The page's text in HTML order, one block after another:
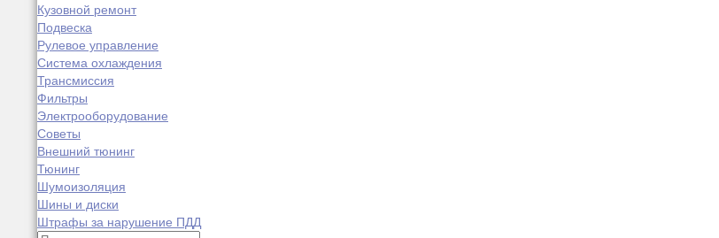
Кузовной ремонт
Подвеска
Рулевое управление
Система охлаждения
Трансмиссия
Фильтры
Электрооборудование
Советы
Внешний тюнинг
Тюнинг
Шумоизоляция
Шины и диски
Штрафы за нарушение ПДД